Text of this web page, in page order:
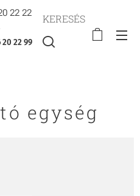
22 22
20 22 99
KERESÉS
egység